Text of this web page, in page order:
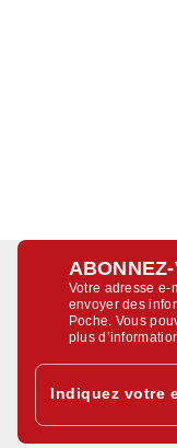
Votre adresse
envoyer des
Poche. Vous
plus
Indiquez votre